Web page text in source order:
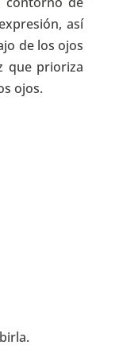
así
de los ojos
que prioriza
ojos.